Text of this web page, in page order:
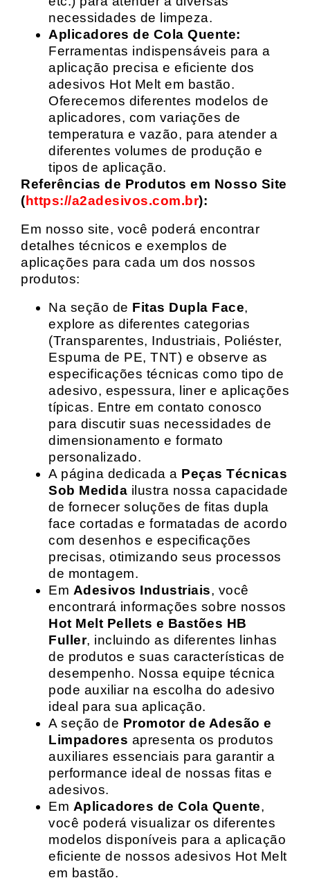
necessidades de limpeza.
Aplicadores de Cola Quente:
Ferramentas indispensáveis para a
aplicação precisa e eficiente dos
adesivos Hot Melt em bastão.
Oferecemos diferentes modelos de
aplicadores, com variações de
temperatura e vazão, para atender a
diferentes volumes de produção e
tipos de aplicação.
Referências de Produtos em Nosso Site
(https://a2adesivos.com.br):
Em nosso site, você poderá encontrar
detalhes técnicos e exemplos de
aplicações para cada um dos nossos
produtos:
Na seção de Fitas Dupla Face,
explore as diferentes categorias
(Transparentes, Industriais, Poliéster,
Espuma de PE, TNT) e observe as
especificações técnicas como tipo de
adesivo, espessura, liner e aplicações
típicas. Entre em contato conosco
para discutir suas necessidades de
dimensionamento e formato
personalizado.
A página dedicada a Peças Técnicas
Sob Medida ilustra nossa capacidade
de fornecer soluções de fitas dupla
face cortadas e formatadas de acordo
com desenhos e especificações
precisas, otimizando seus processos
de montagem.
Em Adesivos Industriais, você
encontrará informações sobre nossos
Hot Melt Pellets e Bastões HB
Fuller, incluindo as diferentes linhas
de produtos e suas características de
desempenho. Nossa equipe técnica
pode auxiliar na escolha do adesivo
ideal para sua aplicação.
A seção de Promotor de Adesão e
Limpadores apresenta os produtos
auxiliares essenciais para garantir a
performance ideal de nossas fitas e
adesivos.
Em Aplicadores de Cola Quente,
você poderá visualizar os diferentes
modelos disponíveis para a aplicação
eficiente de nossos adesivos Hot Melt
em bastão.